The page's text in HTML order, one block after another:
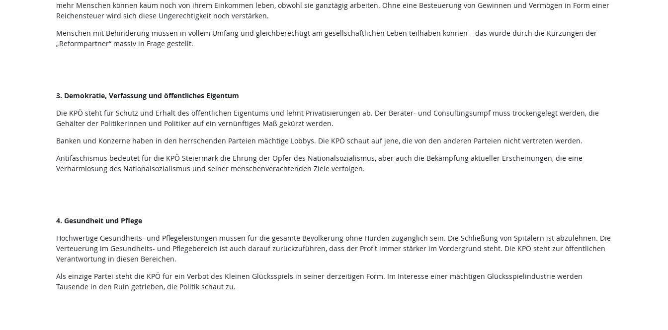
mehr Menschen können kaum noch von ihrem Einkommen leben, obwohl sie ganztägig arbeiten. Ohne eine Besteuerung von Gewinnen und Vermögen in Form einer
Reichensteuer wird sich diese Ungerechtigkeit noch verstärken.
Menschen mit Behinderung müssen in vollem Umfang und gleichberechtigt am gesellschaftlichen Leben teilhaben können – das wurde durch die Kürzungen der
„Reformpartner“ massiv in Frage gestellt.
3. Demokratie, Verfassung und öffentliches Eigentum
Die KPÖ steht für Schutz und Erhalt des öffentlichen Eigentums und lehnt Privatisierungen ab. Der Berater- und Consultingsumpf muss trockengelegt werden, die
Gehälter der Politikerinnen und Politiker auf ein vernünftiges Maß gekürzt werden.
Banken und Konzerne haben in den herrschenden Parteien mächtige Lobbys. Die KPÖ schaut auf jene, die von den anderen Parteien nicht vertreten werden.
Antifaschismus bedeutet für die KPÖ Steiermark die Ehrung der Opfer des Nationalsozialismus, aber auch die Bekämpfung aktueller Erscheinungen, die eine
Verharmlosung des Nationalsozialismus und seiner menschenverachtenden Ziele verfolgen.
4. Gesundheit und Pflege
Hochwertige Gesundheits- und Pflegeleistungen müssen für die gesamte Bevölkerung ohne Hürden zugänglich sein. Die Schließung von Spitälern ist abzulehnen. Die
Verteuerung im Gesundheits- und Pflegebereich ist auch darauf zurückzuführen, dass der Profit immer stärker im Vordergrund steht. Die KPÖ steht zur öffentlichen
Verantwortung in diesen Bereichen.
Als einzige Partei steht die KPÖ für ein Verbot des Kleinen Glücksspiels in seiner derzeitigen Form. Im Interesse einer mächtigen Glücksspielindustrie werden
Tausende in den Ruin getrieben, die Politik schaut zu.